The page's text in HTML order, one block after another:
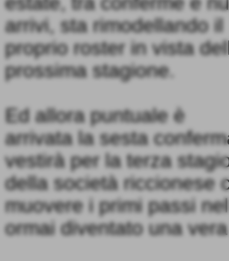
arrivi, sta rimodellando il
proprio roster in vista
prossima stagione.
Ed allora puntuale è
arrivata la sesta
vestirà per la terza
della società riccionese
muovere i primi passi
ormai diventato una